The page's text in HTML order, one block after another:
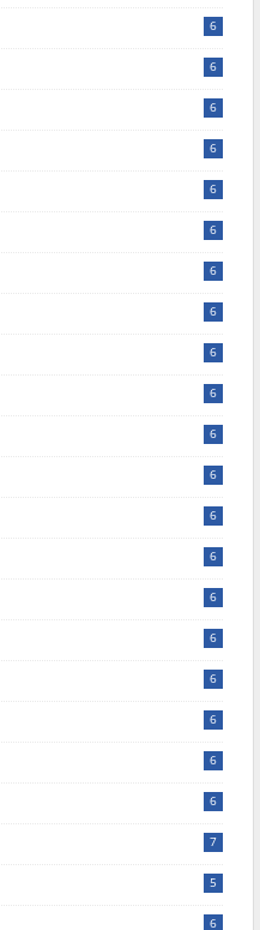
6
6
6
6
6
6
6
6
6
6
6
6
6
6
6
6
6
6
6
6
7
5
6